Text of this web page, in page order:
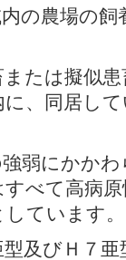
の農場の
たは擬似
、同居し
弱にかか
すべて高病
ています。
及びＨ７